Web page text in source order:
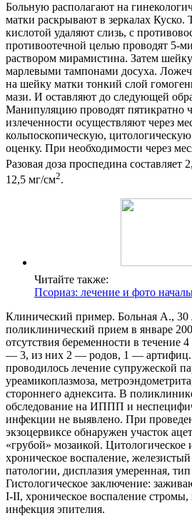
Больную располагают на
матки раскрывают в зеркалах
кислотой удаляют слизь, с
противоотечной целью проводят 5-
раствором мирамистина. Затем
марлевыми тампонами досуха.
на шейку матки тонкий слой
мази. И оставляют до следующей
Манипуляцию проводят пятикратно
излеченности осуществляют через
кольпоскопическую,
оценку. При необходимости через
Разовая доза проспедина составляет
12,5 мг/см2.
Читайте также:
Псориаз: лечение и фото
Клинический пример. Больная А., 30
поликлинический прием в январе
отсутствия беременности в течение
— 3, из них 2 — родов, 1 — артифиц.
проводилось лечение супружеской
уреамикоплазмоза,
стороннего аднексита. В
обследование на ИППП и
инфекции не выявлено. При
экзоцервиксе обнаружен участок
«грубой» мозаикой. Цитологическое
хроническое воспаление,
патологии, дисплазия умеренная,
Гистологическое заключение:
I-II, хроническое воспаление стромы,
инфекция эпителия.